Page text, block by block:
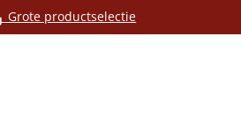
Grote productselectie